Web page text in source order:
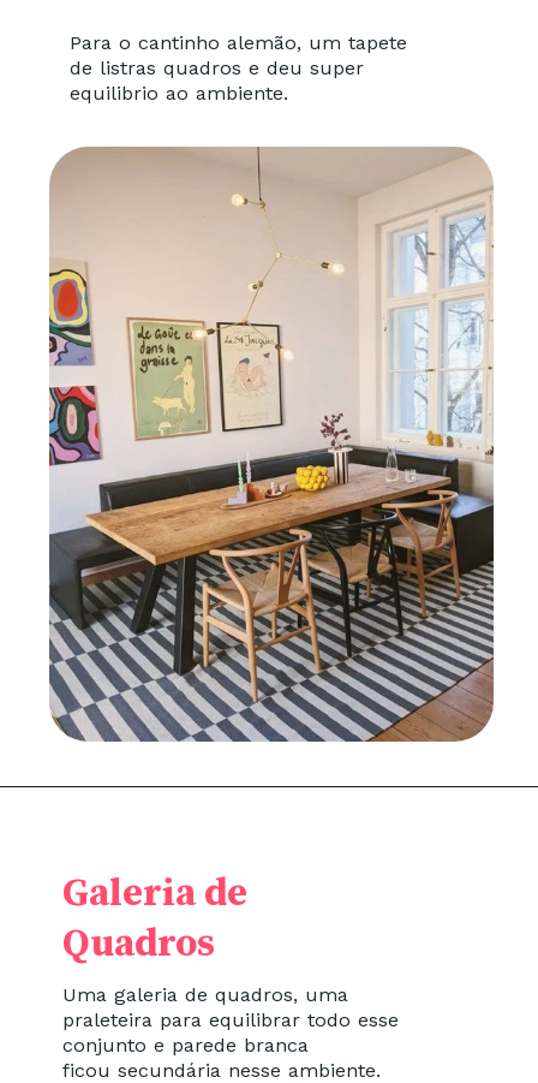
Para o cantinho alemão, um tapete
de listras quadros e deu super
equilibrio ao ambiente.
Uma galeria de quadros, uma
praleteira para equilibrar todo esse
conjunto e parede branca
ficou secundária nesse ambiente.
Galeria de
Quadros